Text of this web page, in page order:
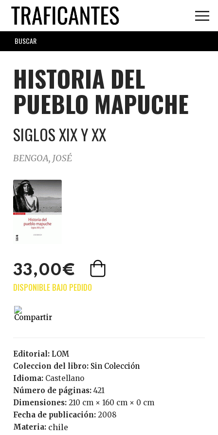
Skip
main
content
SEARCH
FORM
HISTORIA DEL
PUEBLO MAPUCHE
SIGLOS XIX Y XX
BENGOA, JOSÉ
33,00€
Editorial:
LOM
Coleccion del libro:
Sin Colección
Idioma:
Castellano
Número de páginas:
421
Dimensiones: 210 cm × 160 cm × 0 cm
Fecha de publicación:
2008
Materia: chile